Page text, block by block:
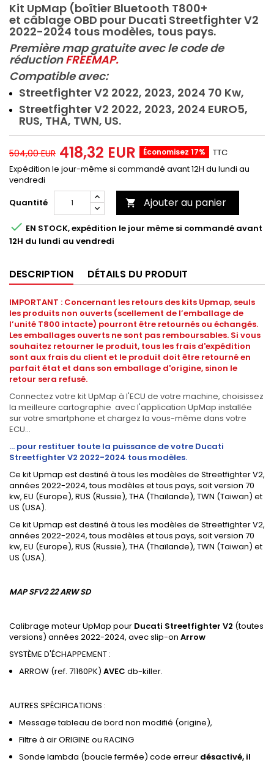
Kit UpMap (boîtier Bluetooth T800+
et câblage OBD pour Ducati Streetfighter V2
2022-2024 tous modèles, tous pays.
Première map gratuite avec le code de
réductionFREEMAP.
Compatible avec:
Streetfighter V2 2022, 2023, 2024 70 Kw,
Streetfighter V2 2022, 2023, 2024 EURO5,
RUS, THA, TWN, US.
504,00 EUR 418,32 EUR Économisez 17%
TTC
Expédition le jour-même si commandé avant 12H du lundi au
vendredi
Quantité
 Ajouter au panier
 EN STOCK, expédition le jour même si commandé avant
12H du lundi au vendredi
DESCRIPTION DÉTAILS DU PRODUIT
IMPORTANT : Concernant les retours des kits Upmap, seuls
les produits non ouverts (scellement de l’emballage de
l’unité T800 intacte) pourront être retournés ou échangés.
Les emballages ouverts ne sont pas remboursables. Si vous
souhaitez retourner le produit, tous les frais d'expédition
sont aux frais du client et le produit doit être retourné en
parfait état et dans son emballage d'origine, sinon le
retour sera refusé.
Connectez votre kit UpMap à l'ECU de votre machine, choisissez
la meilleure cartographie avec l'application UpMap installée
sur votre smartphone et chargez la vous-même dans votre
ECU...
... pour restituer toute la puissance de votre Ducati
Streetfighter V2 2022-2024 tous modèles.
Ce kit Upmap est destiné à tous les modèles de Streetfighter V2,
années 2022-2024, tous modèles et tous pays, soit version 70
kw, EU (Europe), RUS (Russie), THA (Thaïlande), TWN (Taiwan) et
US (USA).
Ce kit Upmap est destiné à tous les modèles de Streetfighter V2,
années 2022-2024, tous modèles et tous pays, soit version 70
kw, EU (Europe), RUS (Russie), THA (Thaïlande), TWN (Taiwan) et
US (USA).
MAP SFV2 22 ARW SD
Calibrage moteur UpMap pour Ducati Streetfighter V2 (toutes
versions) années 2022-2024, avec slip-on Arrow
SYSTÈME D'ÉCHAPPEMENT :
ARROW (ref. 71160PK) AVEC db-killer.
AUTRES SPÉCIFICATIONS :
Message tableau de bord non modifié (origine),
Filtre à air ORIGINE ou RACING
Sonde lambda (boucle fermée) code erreur désactivé, il